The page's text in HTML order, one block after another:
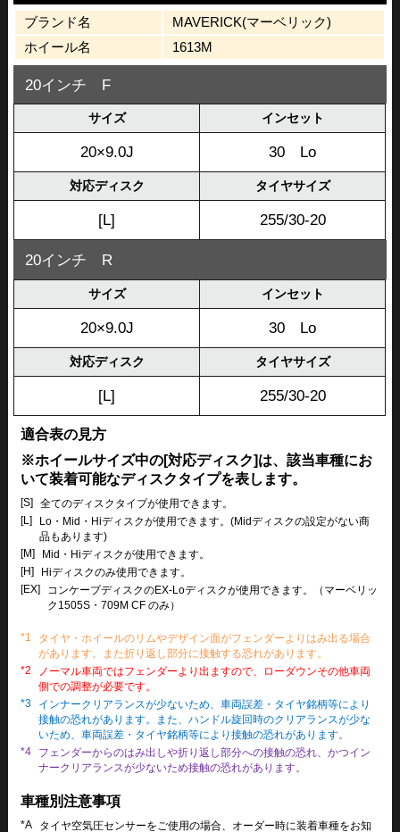
ブランド名
MAVERICK(マーベリック)
ホイール名
1613M
20インチ F
サイズ インセット
20×9.0J 30 Lo
対応ディスク タイヤサイズ
[L] 255/30-20
20インチ R
サイズ インセット
20×9.0J 30 Lo
対応ディスク タイヤサイズ
[L] 255/30-20
適合表の見方
※ホイールサイズ中の[対応ディスク]は、該当車種にお
いて装着可能なディスクタイプを表します。
[S] 全てのディスクタイプが使用できます。
[L]
Lo・Mid・Hiディスクが使用できます。(Midディスクの設定がない商
品もあります)
[M]
Mid・Hiディスクが使用できます。
[H]
Hiディスクのみ使用できます。
[EX]
コンケーブディスクのEX-Loディスクが使用できます。（マーベリッ
ク1505S・709M CF のみ）
*1
タイヤ・ホイールのリムやデザイン面がフェンダーよりはみ出る場合
があります。また折り返し部分に接触する恐れがあります。
*2
ノーマル車両ではフェンダーより出ますので、ローダウンその他車両
側での調整が必要です。
*3
インナークリアランスが少ないため、車両誤差・タイヤ銘柄等により
接触の恐れがあります。また、ハンドル旋回時のクリアランスが少な
いため、車両誤差・タイヤ銘柄等により接触の恐れがあります。
*4
フェンダーからのはみ出しや折り返し部分への接触の恐れ、かつイン
ナークリアランスが少ないため接触の恐れがあります。
車種別注意事項
*A タイヤ空気圧センサーをご使用の場合、オーダー時に装着車種をお知